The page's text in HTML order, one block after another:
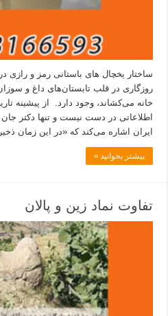
ساختار یخچال های باستانی رمز و رازی
روزگاری در قلب تابستان‌های داغ و
خانه می‌کشاند، وجود دارد. از پیشینه
اطلاعاتی در دست نیست و تنها دکتر
ایران اشاره می‌کند که «در این زمان
بیشتر بخوانید »
تفاوت نماد زین و پالان